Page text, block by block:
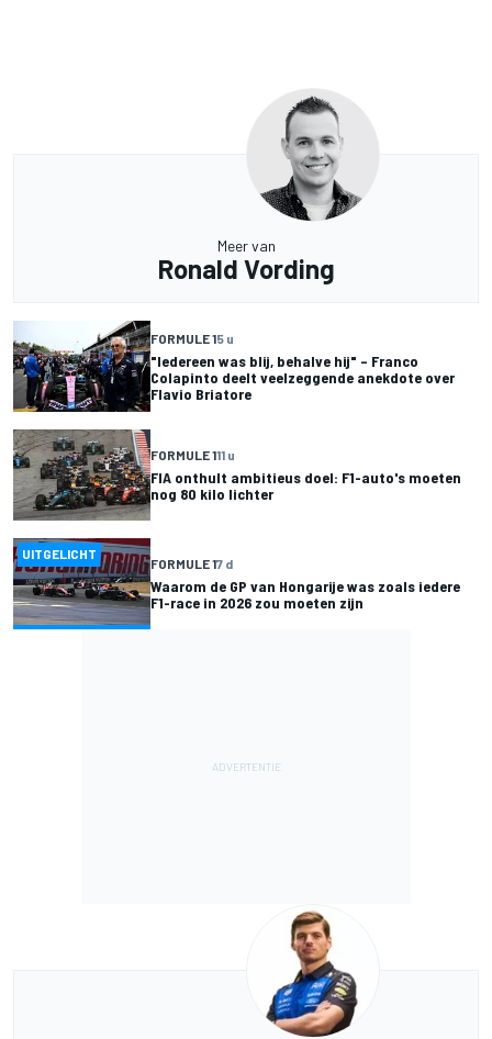
Meer van
Ronald Vording
FORMULE 15 u
"Iedereen was blij, behalve hij" – Franco
Colapinto deelt veelzeggende anekdote over
Flavio Briatore
FORMULE 111 u
FIA onthult ambitieus doel: F1-auto's moeten
nog 80 kilo lichter
UITGELICHT
FORMULE 17 d
Waarom de GP van Hongarije was zoals iedere
F1-race in 2026 zou moeten zijn